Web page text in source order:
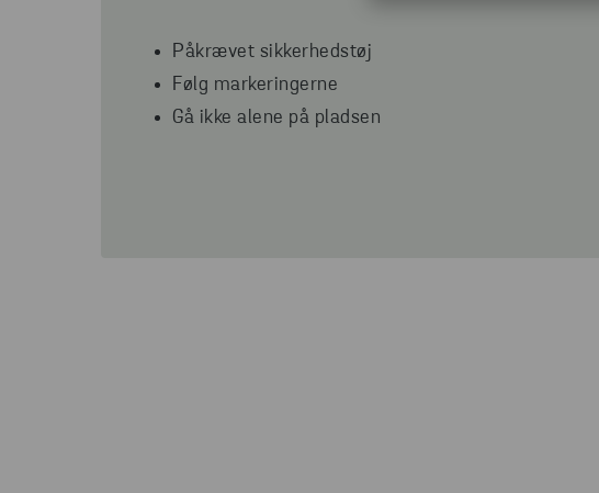
Påkrævet sikkerhedstøj
Følg markeringerne
Gå ikke alene på pladsen